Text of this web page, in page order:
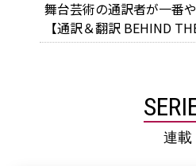
舞台芸術の通訳者が一番
【通訳＆翻訳 BEHIND
連載